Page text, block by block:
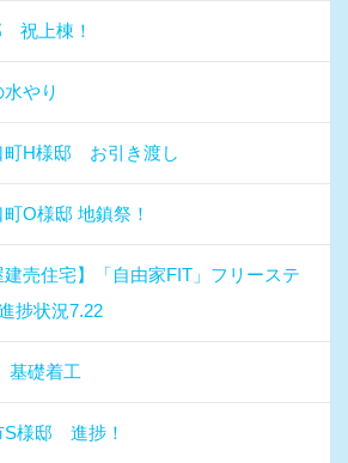
祝上棟！
やり
町H様邸 お引き渡し
O様邸 地鎮祭！
建売住宅】「自由家FIT」フリーステ
捗状況7.22
礎着工
S様邸 進捗！